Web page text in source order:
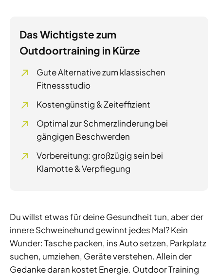
Das Wichtigste zum
Outdoortraining in Kürze
Gute Alternative zum klassischen
Fitnessstudio
Kostengünstig & Zeiteffizient
Optimal zur Schmerzlinderung bei
gängigen Beschwerden
Vorbereitung: großzügig sein bei
Klamotte & Verpflegung
Du willst etwas für deine Gesundheit tun, aber der
innere Schweinehund gewinnt jedes Mal? Kein
Wunder: Tasche packen, ins Auto setzen, Parkplatz
suchen, umziehen, Geräte verstehen. Allein der
Gedanke daran kostet Energie. Outdoor Training